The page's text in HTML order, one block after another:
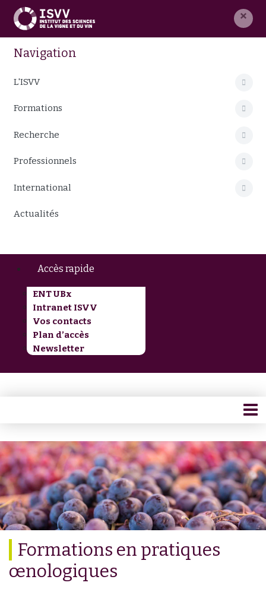
×
Navigation
L'ISVV
Formations
Recherche
Professionnels
International
Actualités
Accès rapide
ENT UBx
Intranet ISVV
Vos contacts
Plan d’accès
Newsletter
Formations en pratiques
œnologiques